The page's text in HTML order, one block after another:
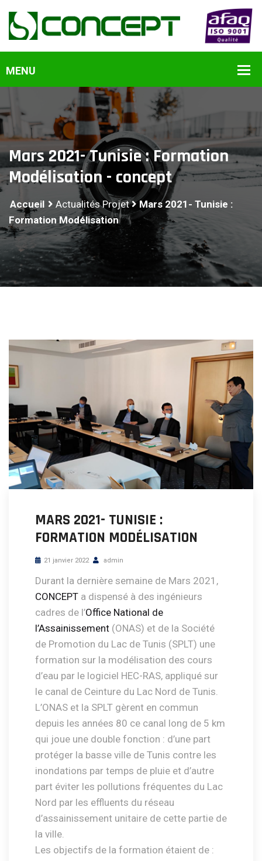
Mars 2021- Tunisie : Formation
Modélisation - concept
Accueil Actualités Projet
Mars 2021- Tunisie :
Formation Modélisation
MARS 2021- TUNISIE :
FORMATION MODÉLISATION
21 janvier 2022 admin
Durant la dernière semaine de Mars 2021,
CONCEPT a dispensé à des ingénieurs
cadres de l’Office National de
l’Assainissement (ONAS) et de la Société
de Promotion du Lac de Tunis (SPLT) une
formation sur la modélisation des cours
d’eau par le logiciel HEC-RAS, appliqué sur
le canal de Ceinture du Lac Nord de Tunis.
L’ONAS et la SPLT gèrent en commun
depuis les années 80 ce canal long de 5 km
qui joue une double fonction : d’une part
protéger la basse ville de Tunis contre les
inondations par temps de pluie et d’autre
part éviter les pollutions fréquentes du Lac
Nord par les effluents du réseau
d’assainissement unitaire de cette partie de
la ville.
Les objectifs de la formation étaient de :